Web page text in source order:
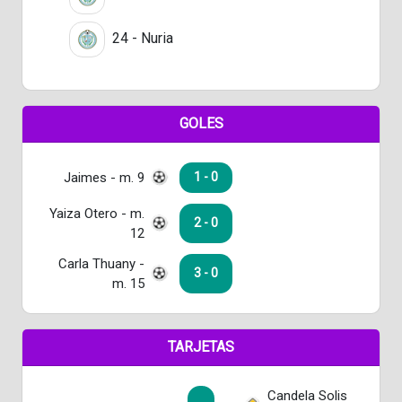
24 - Nuria
GOLES
Jaimes - m. 9 1 - 0
Yaiza Otero - m.
12
2 - 0
Carla Thuany -
m. 15
3 - 0
TARJETAS
Candela Solis